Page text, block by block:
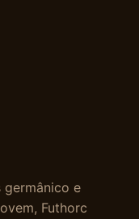
germânico e
Futhorc